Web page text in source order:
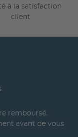
à la satisfaction
client
remboursé.
avant de vous